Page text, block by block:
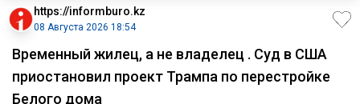
https://informburo.kz
08 Августа 2026 18:54
Временный жилец, а не владелец . Суд в США
приостановил проект Трампа по перестройке
Белого дома